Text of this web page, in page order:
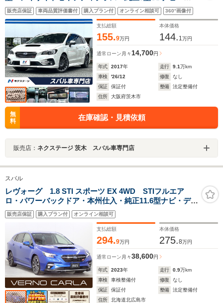
ロント＆サイド＆バックカメラ スマートリアビューミ
ラー リアビークルディティクション 禁煙車 革シー
ト シートヒーター メモリ付パワーシート
販売店保証 車両品質評価書付 購入プラン付 オンライン相談可 360°画像付
支払総額
155.9万円
本体価格
144. 1万円
通常ローン 月々 14,700円
年式 2017年 走行 9.1万km
車検
'26/12 修復
なし
保証
保証付 整備
法定整備付
住所
大阪府茨木市
無
料
在庫確認・見積依頼
販売店： ネクステージ 茨木 スバル車専門店
スバル
レヴォーグ 1.8 STI スポーツ EX 4WD STIフルエア
ロ・パワーバックドア・本州仕入・純正11.6型ナビ・デジ
タルミラー・LEDライナー・フロントフォグランプ・全
席シートヒーター・電動シート・純正ドラレコ・アイサ
イト・純正STIアルミ・Bluetooth・ETC
販売店保証 購入プラン付 オンライン相談可
支払総額
294.9万円
本体価格
275.8万円
通常ローン 月々38,600円
年式 2023年 走行 0.9万km
車検
車検整備付 修復
なし
保証
保証付 整備
法定整備付
住所
北海道北広島市